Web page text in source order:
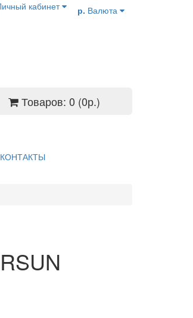
кабинет р. Валюта
Товаров: 0 (0р.)
КОНТАКТЫ